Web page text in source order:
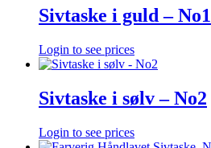
Sivtaske i guld – No1
Login to see prices
Sivtaske i sølv – No2
Login to see prices